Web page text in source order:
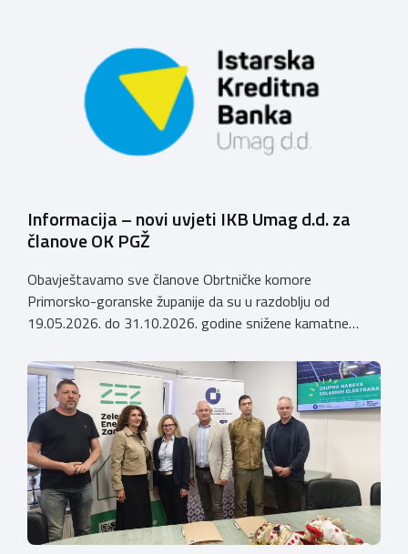
Grubešić, dr.med. Sporazumom se definiraju povoljniji
uvjeti za obrtnike, članove Komore, njihove zaposlenike
te članove uže obitelji obrtnika […]
Informacija – novi uvjeti IKB Umag d.d. za
članove OK PGŽ
Obavještavamo sve članove Obrtničke komore
Primorsko-goranske županije da su u razdoblju od
19.05.2026. do 31.10.2026. godine snižene kamatne
kreditna banka Umag d.d. odobrava članovima Obrtničke
komore Primorsko-goranske županije, a temeljem
Sporazuma o poslovnoj suradnji za 2026. godinu
zaključenog 9. prosinca 2025. godine, prema sljedećem:
Krediti za namjene […]